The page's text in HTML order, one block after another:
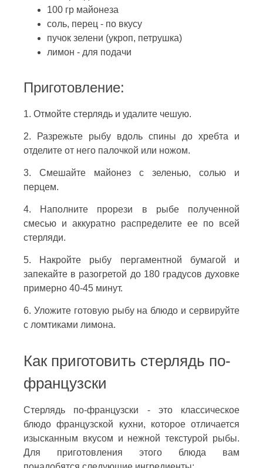
100 гр майонеза
соль, перец - по вкусу
пучок зелени (укроп, петрушка)
лимон - для подачи
Приготовление:
1. Отмойте стерлядь и удалите чешую.
2. Разрежьте рыбу вдоль спины до хребта и
отделите от него палочкой или ножом.
3. Смешайте майонез с зеленью, солью и
перцем.
4. Наполните прорези в рыбе полученной
смесью и аккуратно распределите ее по всей
стерляди.
5. Накройте рыбу пергаментной бумагой и
запекайте в разогретой до 180 градусов духовке
примерно 40-45 минут.
6. Уложите готовую рыбу на блюдо и сервируйте
с ломтиками лимона.
Как приготовить стерлядь по-
французски
Стерлядь по-французски - это классическое
блюдо французской кухни, которое отличается
изысканным вкусом и нежной текстурой рыбы.
Для приготовления этого блюда вам